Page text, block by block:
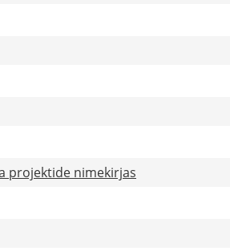
projektide nimekirjas